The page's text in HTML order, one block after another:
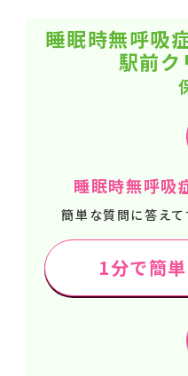
睡眠時無呼吸
駅前ク
睡眠時無呼吸
簡単な質問に答えて
1分で簡